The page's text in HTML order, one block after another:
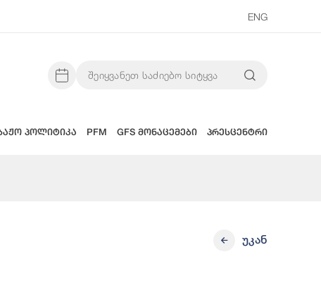
ENG
პოლიტიკა PFM GFS მონაცემები პრესცენტრი
უკან